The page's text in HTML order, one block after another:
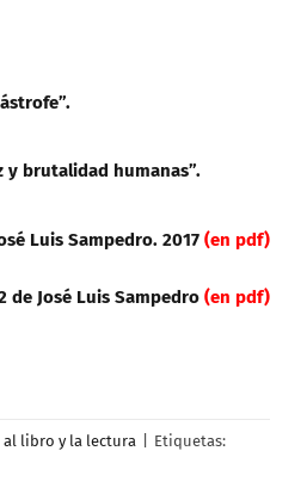
y brutalidad humanas”.
Luis Sampedro. 2017 (en pdf)
de José Luis Sampedro (en pdf)
al libro y la lectura
Etiquetas: